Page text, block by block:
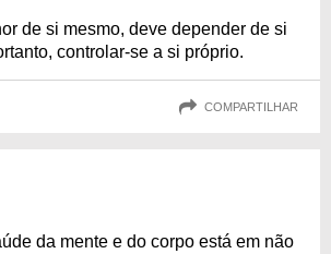
de si mesmo, deve depender de si
controlar-se a si próprio.
COMPARTILHAR
da mente e do corpo está em não